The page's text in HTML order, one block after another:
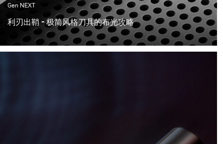
Gen NEXT
利刃出鞘 - 极简风格刀具的布光攻略
这次拍摄刀具，追求极简而时尚的风格。画面展示刀具的
一部分，吸引人们想看更多。